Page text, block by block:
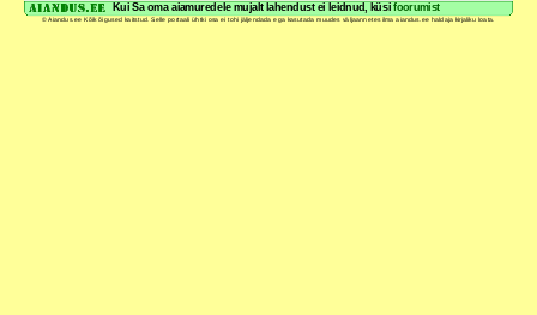
Kui Sa oma aiamuredele mujalt lahendust ei leidnud, küsi foorumist
© Aiandus.ee Kõik õigused kaitstud. Selle portaali ühtki osa ei tohi jäljendada ega kasutada muudes väljaannetes ilma aiandus.ee haldaja kirjaliku loata.